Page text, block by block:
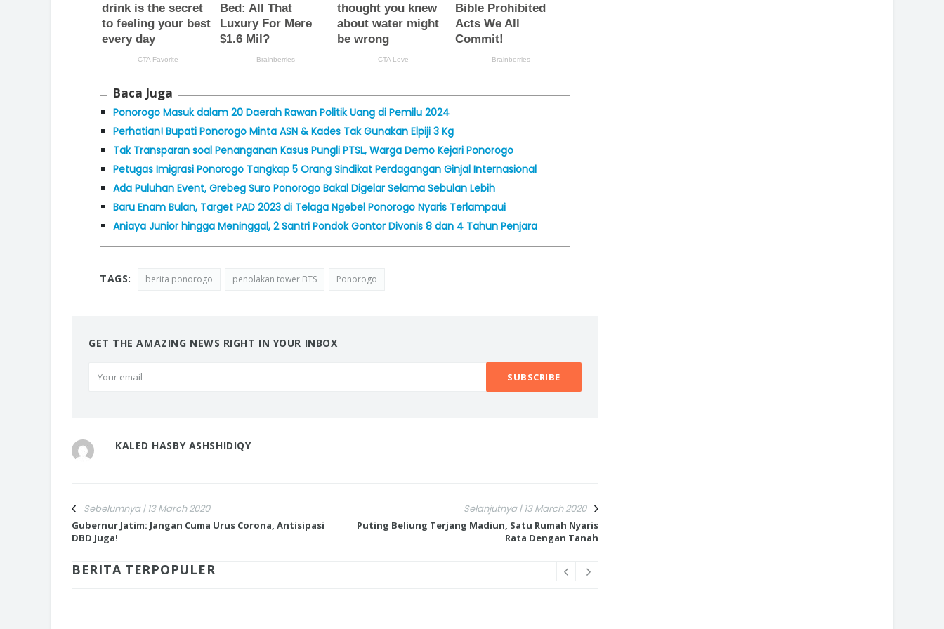
Baca Juga
Ponorogo Masuk dalam 20 Daerah Rawan Politik Uang di Pemilu 2024
Perhatian! Bupati Ponorogo Minta ASN & Kades Tak Gunakan Elpiji 3 Kg
Tak Transparan soal Penanganan Kasus Pungli PTSL, Warga Demo Kejari Ponorogo
Petugas Imigrasi Ponorogo Tangkap 5 Orang Sindikat Perdagangan Ginjal Internasional
Ada Puluhan Event, Grebeg Suro Ponorogo Bakal Digelar Selama Sebulan Lebih
Baru Enam Bulan, Target PAD 2023 di Telaga Ngebel Ponorogo Nyaris Terlampaui
Aniaya Junior hingga Meninggal, 2 Santri Pondok Gontor Divonis 8 dan 4 Tahun Penjara
TAGS: berita ponorogo penolakan tower BTS Ponorogo
GET THE AMAZING NEWS RIGHT IN YOUR INBOX
KALED HASBY ASHSHIDIQY
Sebelumnya | 13 March 2020
Gubernur Jatim: Jangan Cuma Urus Corona, Antisipasi
DBD Juga!
Selanjutnya | 13 March 2020
Puting Beliung Terjang Madiun, Satu Rumah Nyaris
Rata Dengan Tanah
BERITA TERPOPULER